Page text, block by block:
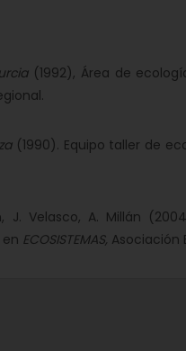
(1992), Área de
(1990). Equipo taller de
J. Velasco, A. Millán
ECOSISTEMAS, Asociación